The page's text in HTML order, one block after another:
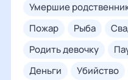
умершие
пожар
рыба
родить девочку
деньги
убийство